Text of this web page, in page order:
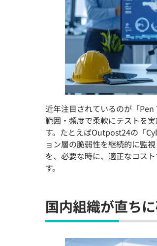
近年注目されているのが「
範囲・頻度で柔軟にテストを
す。たとえばOutpost24の「
ョン層の脆弱性を継続的に監
を、必要な時に、適正なコス
す。
国内組織が直ち